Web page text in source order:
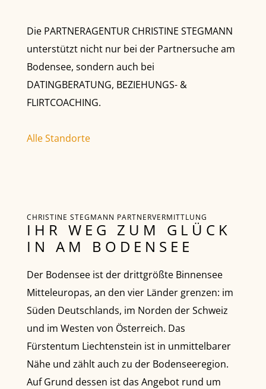
Die PARTNERAGENTUR CHRISTINE STEGMANN
unterstützt nicht nur bei der Partnersuche am
Bodensee, sondern auch bei
DATINGBERATUNG, BEZIEHUNGS- &
FLIRTCOACHING.
Alle Standorte
CHRISTINE STEGMANN PARTNERVERMITTLUNG
IHR WEG ZUM GLÜCK
IN AM BODENSEE
Der Bodensee ist der drittgrößte Binnensee
Mitteleuropas, an den vier Länder grenzen: im
Süden Deutschlands, im Norden der Schweiz
und im Westen von Österreich. Das
Fürstentum Liechtenstein ist in unmittelbarer
Nähe und zählt auch zu der Bodenseeregion.
Auf Grund dessen ist das Angebot rund um